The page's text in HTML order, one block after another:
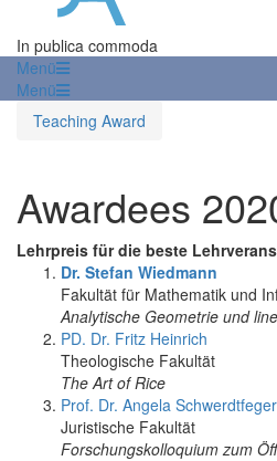
In publica commoda
Menü
Menü
Teaching Award
Awardees
Lehrpreis für die beste
Dr. Stefan Wiedmann
Fakultät für Mathematik und
Analytische Geometrie und
PD. Dr. Fritz Heinrich
Theologische Fakultät
The Art of Rice
Prof. Dr. Angela Schwerdtfeger
Juristische Fakultät
Forschungskolloquium zum